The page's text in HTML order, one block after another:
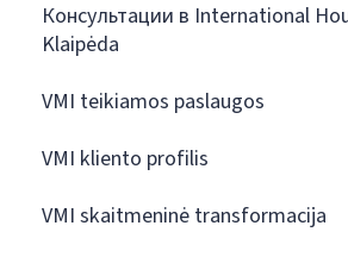
Консультации в International
Klaipėda
VMI teikiamos paslaugos
VMI kliento profilis
VMI skaitmeninė transformacija